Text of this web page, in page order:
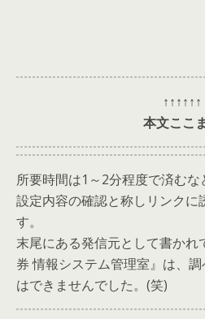
↑↑↑↑↑↑
本文ここ
所要時間は1～2分程度で済むな
設定内容の確認と称しリンクに
す。
末尾にある発信元として書かれ
券 情報システム管理室』は、
はできませんでした。(笑)